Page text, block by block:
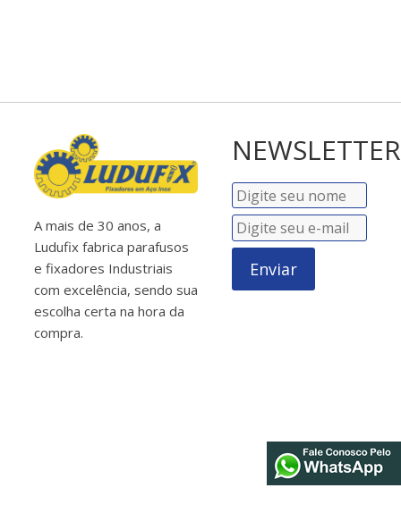
A mais de 30 anos, a
Ludufix fabrica parafusos
e fixadores Industriais
com excelência, sendo sua
escolha certa na hora da
compra.
NEWSLETTER
Enviar